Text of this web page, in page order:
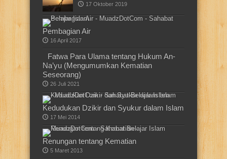
17 Oktober 2019
Pembagian Air
16 April 2017
Fatwa Para Ulama tentang Hukum An-
Na’yu (Mengumumkan Kematian
Seseorang)
26 Juli 2021
Kedudukan Dzikir dan Syukur dalam Islam
17 Mei 2014
Renungan tentang Kematian
5 Maret 2013